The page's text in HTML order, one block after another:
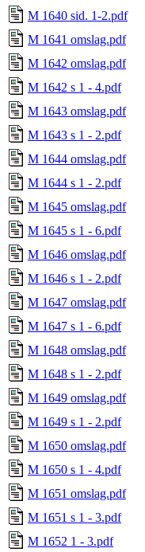
M 1640 sid. 1-2.pdf
M 1641 omslag.pdf
M 1642 omslag.pdf
M 1642 s 1 - 4.pdf
M 1643 omslag.pdf
M 1643 s 1 - 2.pdf
M 1644 omslag.pdf
M 1644 s 1 - 2.pdf
M 1645 omslag.pdf
M 1645 s 1 - 6.pdf
M 1646 omslag.pdf
M 1646 s 1 - 2.pdf
M 1647 omslag.pdf
M 1647 s 1 - 6.pdf
M 1648 omslag.pdf
M 1648 s 1 - 2.pdf
M 1649 omslag.pdf
M 1649 s 1 - 2.pdf
M 1650 omslag.pdf
M 1650 s 1 - 4.pdf
M 1651 omslag.pdf
M 1651 s 1 - 3.pdf
M 1652 1 - 3.pdf